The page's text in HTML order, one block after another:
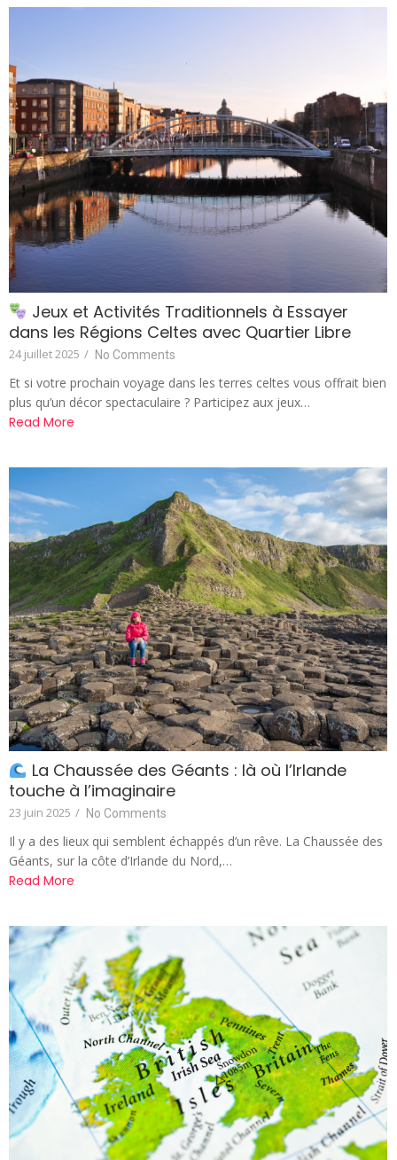
Jeux et Activités Traditionnels à Essayer
dans les Régions Celtes avec Quartier Libre
24 juillet 2025 / No Comments
Et si votre prochain voyage dans les terres celtes vous offrait bien
plus qu’un décor spectaculaire ? Participez aux jeux…
Read More
La Chaussée des Géants : là où l’Irlande
touche à l’imaginaire
23 juin 2025 / No Comments
Il y a des lieux qui semblent échappés d’un rêve. La Chaussée des
Géants, sur la côte d’Irlande du Nord,…
Read More